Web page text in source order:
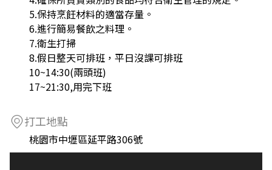
5.保持烹飪材料的適當存量。
6.進行簡易餐飲之料理。
7.衛生打掃
8.假日整天可排班，平日沒課可排班
10~14:30(兩頭班)
17~21:30,用完下班
打工地點
桃園市中壢區延平路306號